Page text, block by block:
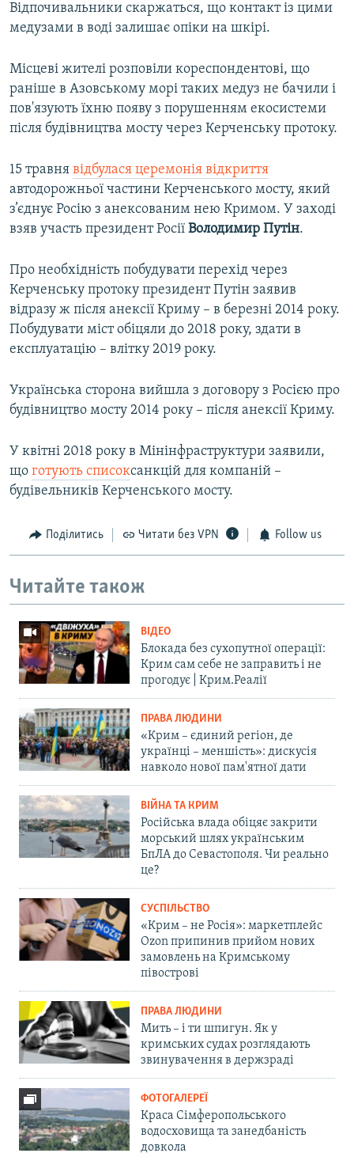
Відпочивальники скаржаться, що контакт із цими
медузами в воді залишає опіки на шкірі.
Місцеві жителі розповіли кореспондентові, що
раніше в Азовському морі таких медуз не бачили і
пов'язують їхню появу з порушенням екосистеми
після будівництва мосту через Керченську протоку.
15 травня відбулася церемонія відкриття
автодорожньої частини Керченського мосту, який
з’єднує Росію з анексованим нею Кримом. У заході
взяв участь президент Росії Володимир Путін.
Про необхідність побудувати перехід через
Керченську протоку президент Путін заявив
відразу ж після анексії Криму – в березні 2014 року.
Побудувати міст обіцяли до 2018 року, здати в
експлуатацію – влітку 2019 року.
Українська сторона вийшла з договору з Росією про
будівництво мосту 2014 року – після анексії Криму.
У квітні 2018 року в Мінінфраструктури заявили,
що готують списоксанкцій для компаній –
будівельників Керченського мосту.
Поділитись Читати без VPN Follow us
Читайте також
ВІДЕО
Блокада без сухопутної операції:
Крим сам себе не заправить і не
прогодує | Крим.Реалії
ПРАВА ЛЮДИНИ
«Крим – єдиний регіон, де
українці – меншість»: дискусія
навколо нової пам'ятної дати
ВІЙНА ТА КРИМ
Російська влада обіцяє закрити
морський шлях українським
БпЛА до Севастополя. Чи реально
це?
СУСПІЛЬСТВО
«Крим – не Росія»: маркетплейс
Ozon припинив прийом нових
замовлень на Кримському
півострові
ПРАВА ЛЮДИНИ
Мить – і ти шпигун. Як у
кримських судах розглядають
звинувачення в держзраді
ФОТОГАЛЕРЕЇ
Краса Сімферопольського
водосховища та занедбаність
довкола